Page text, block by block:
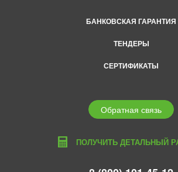
БАНКОВСКАЯ ГАРАНТИЯ
ТЕНДЕРЫ
СЕРТИФИКАТЫ
Обратная связь
ПОЛУЧИТЬ ДЕТАЛЬНЫЙ